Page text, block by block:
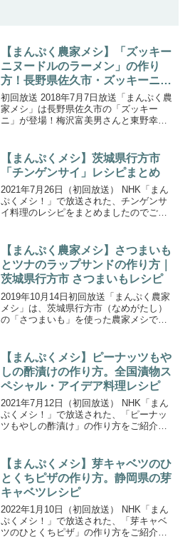
【まんぷく農家メシ】「ズッキー
ニヌードルのラーメン」の作り
方！長野県佐久市・ズッキーニ
(2018.7.7)
初回放送 2018年7月7日放送「まんぷく農
家メシ」は長野県佐久市の「ズッキー
ニ」が登場！梅沢富美男さんと東野幸治
こちらでは、１軒目『Iターン農家おすす
め ジュワッと！...
【まんぷくメシ】茨城県行方市
「チンゲンサイ」レシピまとめ
2021年7月26日（初回放送） NHK「まん
ぷくメシ！」で放送された、チンゲンサ
イ料理のレシピをまとめましたのでご紹
茨城県はチンゲンサイの生産量が日本一
で、中でも行方市...
【まんぷく農家メシ】さつまいも
とツナのラップサンドの作り方｜
茨城県行方市 さつまいもレシピ
2019年10月14日初回放送「まんぷく農家
メシ」は、茨城県行方市（なめがたし）
の「さつまいも」を使った農家メシで
タージュ、さつまいものグラタン、さつ
まいもの肉巻き、さ...
【まんぷくメシ】ピーナッツもや
しの酢漬けの作り方。全国漬物ス
ペシャル・アイデア料理レシピ
2021年7月12日（初回放送） NHK「まん
ぷくメシ！」で放送された、「ピーナッ
ツもやしの酢漬け」の作り方をご紹介し
地の珍しい＆おいしい漬物は数知れず。
まだ訪ねたこと...
【まんぷくメシ】芽キャベツのひ
とくちピザの作り方。静岡県の芽
キャベツレシピ
2022年1月10日（初回放送） NHK「まん
ぷくメシ！」で放送された、「芽キャベ
ツのひとくちピザ」の作り方をご紹介し